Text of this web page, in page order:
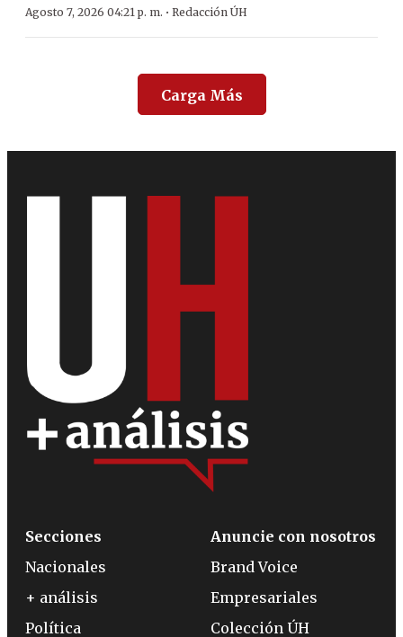
Agosto 7, 2026 04:21 p. m. · Redacción ÚH
Carga Más
Secciones
Nacionales
+ análisis
Política
Anuncie con nosotros
Brand Voice
Empresariales
Colección ÚH